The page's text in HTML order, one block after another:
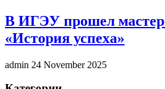
В ИГЭУ прошел
«История успеха»
admin 24 November 2025